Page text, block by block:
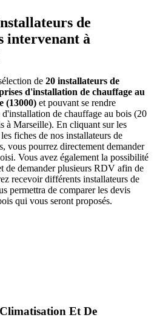
de
intervenant à
de 20 installateurs de
d'installation de chauffage au
(13000) et pouvant se rendre
de chauffage au bois (20
à Marseille). En cliquant sur les
fiches de nos installateurs de
vous pourrez directement demander
Vous avez également la possibilité
de demander plusieurs RDV afin de
recevoir différents installateurs de
permettra de comparer les devis
qui vous seront proposés.
Climatisation Et De